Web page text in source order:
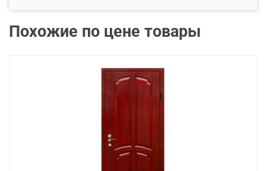
работ
двери в готовый проем
от 600
Демонтаж старой
металлической двери
Похожие по цене товары